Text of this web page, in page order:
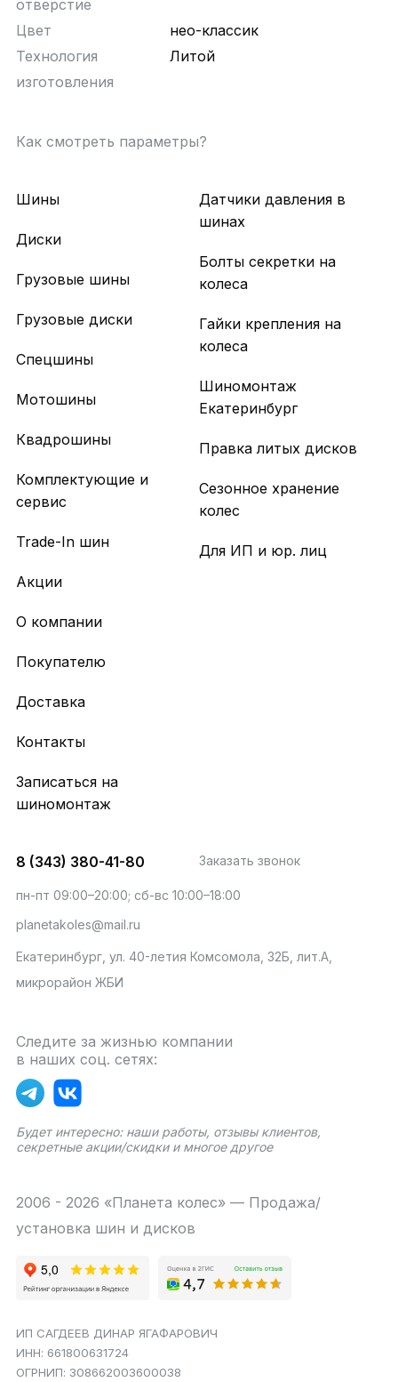
отверстие
Цвет
нео-классик
Технология
изготовления
Литой
Как смотреть параметры?
Шины
Диски
Грузовые шины
Грузовые диски
Спецшины
Мотошины
Квадрошины
Комплектующие и
сервис
Trade-In шин
Акции
Датчики давления в
шинах
Болты секретки на
колеса
Гайки крепления на
колеса
Шиномонтаж
Екатеринбург
Правка литых дисков
Сезонное хранение
колес
Для ИП и юр. лиц
О компании
Покупателю
Доставка
Контакты
Записаться на
шиномонтаж
8 (343) 380-41-80 Заказать звонок
пн-пт 09:00–20:00; сб-вс 10:00–18:00
planetakoles@mail.ru
Екатеринбург, ул. 40-летия Комсомола, 32Б, лит.А,
микрорайон ЖБИ
Следите за жизнью компании
в наших соц. сетях:
Будет интересно: наши работы, отзывы клиентов,
секретные акции/скидки и многое другое
2006 - 2026 «Планета колес» — Продажа/
установка шин и дисков
ИП САГДЕЕВ ДИНАР ЯГАФАРОВИЧ
ИНН: 661800631724
ОГРНИП: 308662003600038